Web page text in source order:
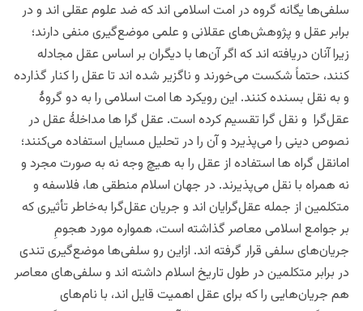
سلفی‌ها یگانه گروه در امت اسلامی اند که ضد علوم عقلی اند و در
برابر عقل و پژوهش‌های عقلانی و علمی موضع‌گیری منفی دارند؛
زیرا آنان دریافته اند که اگر آن‌ها با دیگران بر اساس عقل مجادله
کنند، حتماً شکست می‌خورند و ناگزیر شده اند تا عقل را کنار گذارده
و به نقل بسنده کنند. این رویکرد ها امت اسلامی را به دو گروۀ
عقل‌گرا و نقل گرا تقسیم کرده است. عقل گرا ها مداخلۀ عقل در
نصوص دینی را می‌پذیرد و آن را در تحلیل مسایل استفاده می‌کنند؛
امانقل گراه ها استفاده از عقل را به هیچ وجه نه به صورت مجرد و
نه همراه با نقل می‌پذیرند. در جهان اسلام منطقی ها، فلاسفه و
متکلمین از جمله عقل‌گرایان اند و جریان عقل‌گرا به‌خاطر تأثیری که
بر جوامع اسلامی معاصر گذاشته است، همواره مورد هجومِ
جریان‌های سلفی قرار گرفته اند. ازاین رو سلفی‌ها موضع‌گیری تندی
در برابر متکلمین در طول تاریخ اسلام داشته اند و سلفی‌های معاصر
هم جریان‌هایی را که برای عقل اهمیت قایل اند، با نام‌های